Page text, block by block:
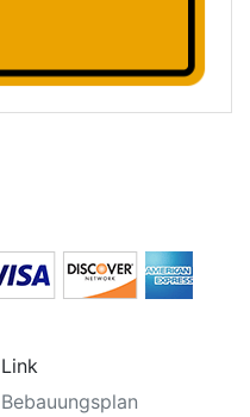
Link
Bebauungsplan